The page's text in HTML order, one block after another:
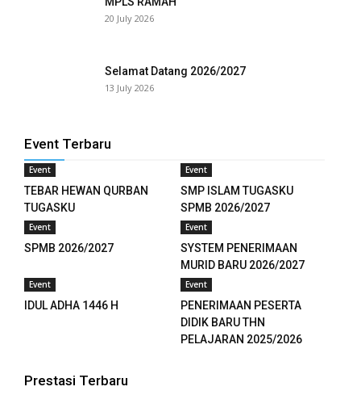
20 July 2026
Selamat Datang 2026/2027
13 July 2026
Event Terbaru
Event
TEBAR HEWAN QURBAN
TUGASKU
Event
SMP ISLAM TUGASKU
SPMB 2026/2027
Event
SPMB 2026/2027
Event
SYSTEM PENERIMAAN
MURID BARU 2026/2027
Event
IDUL ADHA 1446 H
Event
PENERIMAAN PESERTA
DIDIK BARU THN
PELAJARAN 2025/2026
Prestasi Terbaru